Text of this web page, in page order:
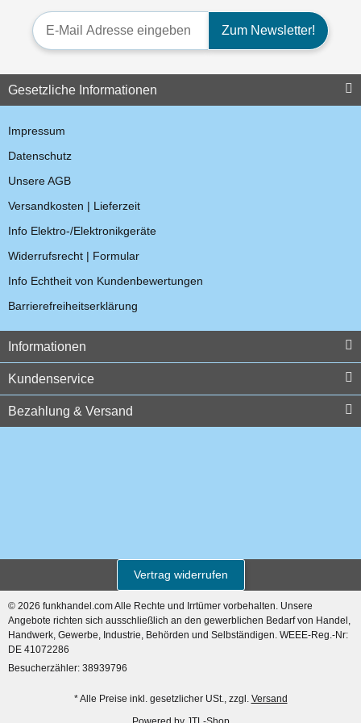
Unterteil Quattro
13,09 €*
Top bewertet
2,98 € *
/ Quattro / Hurricane
Top bewertet
Newsletter-Registrierung
Zum Newsletter!
Gesetzliche Informationen
Impressum
Datenschutz
Unsere AGB
Versandkosten | Lieferzeit
Info Elektro-/Elektronikgeräte
Widerrufsrecht | Formular
Info Echtheit von Kundenbewertungen
Barrierefreiheitserklärung
Informationen
Kundenservice
Bezahlung & Versand
Vertrag widerrufen
© 2026 funkhandel.com Alle Rechte und Irrtümer vorbehalten. Unsere
Angebote richten sich ausschließlich an den gewerblichen Bedarf von Handel,
Handwerk, Gewerbe, Industrie, Behörden und Selbständigen. WEEE-Reg.-Nr:
DE 41072286
Besucherzähler: 38939796
* Alle Preise inkl. gesetzlicher USt., zzgl. Versand